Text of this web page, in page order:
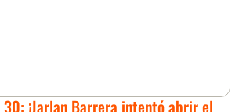
¡Jarlan Barrera intentó abrir el